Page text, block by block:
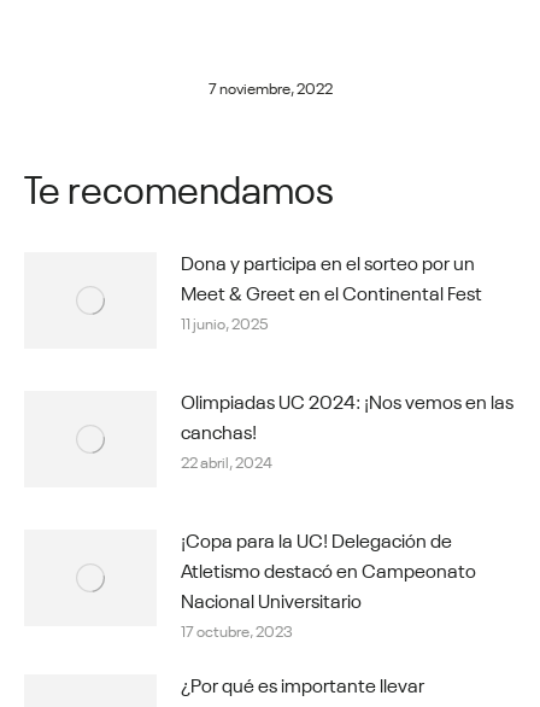
7 noviembre, 2022
Te recomendamos
Dona y participa en el sorteo por un
Meet & Greet en el Continental Fest
11 junio, 2025
Olimpiadas UC 2024: ¡Nos vemos en las
canchas!
22 abril, 2024
¡Copa para la UC! Delegación de
Atletismo destacó en Campeonato
Nacional Universitario
17 octubre, 2023
¿Por qué es importante llevar